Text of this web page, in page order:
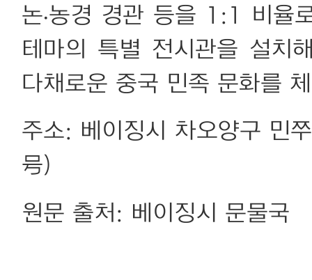
논·농경 경관 등을 1:1 비율
테마의 특별 전시관을 설치
다채로운 중국 민족 문화를
주소: 베이징시 차오양구 민
号)
원문 출처: 베이징시 문물국